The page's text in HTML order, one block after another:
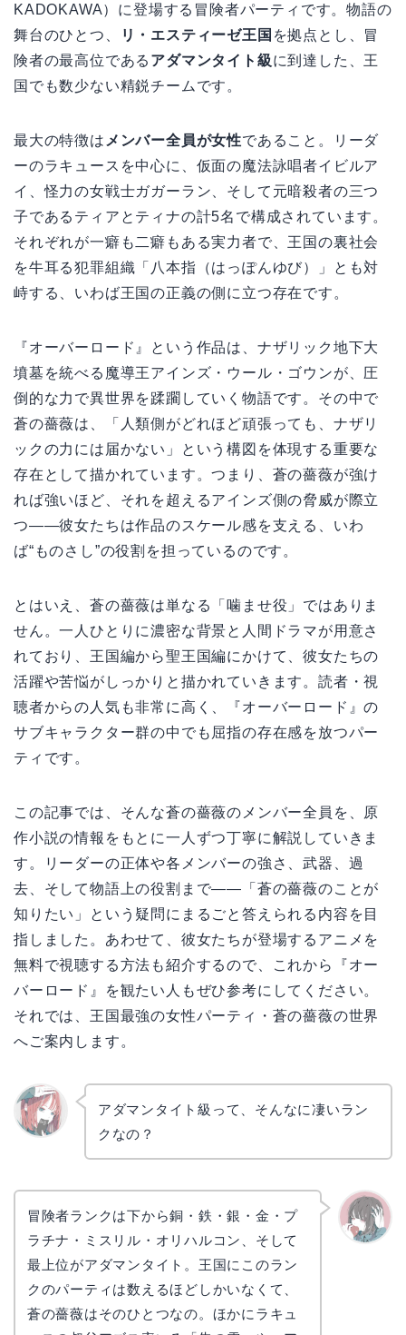
KADOKAWA）に登場する冒険者パーティです。物語の
舞台のひとつ、
リ・エスティーゼ王国 を拠点とし、冒
険者の最高位である アダマンタイト級に到達した、王
国でも数少ない精鋭チームです。
最大の特徴は メンバー全員が女性であること。リーダ
ーのラキュースを中心に、仮面の魔法詠唱者イビルア
イ、怪力の女戦士ガガーラン、そして元暗殺者の三つ
子であるティアとティナの計5名で構成されています。
それぞれが一癖も二癖もある実力者で、王国の裏社会
を牛耳る犯罪組織「八本指（はっぽんゆび）」とも対
峙する、いわば王国の正義の側に立つ存在です。
『オーバーロード』という作品は、ナザリック地下大
墳墓を統べる魔導王アインズ・ウール・ゴウンが、圧
倒的な力で異世界を蹂躙していく物語です。その中で
蒼の薔薇は、「人類側がどれほど頑張っても、ナザリ
ックの力には届かない」という構図を体現する重要な
存在として描かれています。つまり、蒼の薔薇が強け
れば強いほど、それを超えるアインズ側の脅威が際立
つ——彼女たちは作品のスケール感を支える、いわ
ば“ものさし”の役割を担っているのです。
とはいえ、蒼の薔薇は単なる「噛ませ役」ではありま
せん。一人ひとりに濃密な背景と人間ドラマが用意さ
れており、王国編から聖王国編にかけて、彼女たちの
活躍や苦悩がしっかりと描かれていきます。読者・視
聴者からの人気も非常に高く、『オーバーロード』の
サブキャラクター群の中でも屈指の存在感を放つパー
ティです。
この記事では、そんな蒼の薔薇のメンバー全員を、原
作小説の情報をもとに一人ずつ丁寧に解説していきま
す。リーダーの正体や各メンバーの強さ、武器、過
去、そして物語上の役割まで——「蒼の薔薇のことが
知りたい」という疑問にまるごと答えられる内容を目
指しました。あわせて、彼女たちが登場するアニメを
無料で視聴する方法も紹介するので、これから『オー
バーロード』を観たい人もぜひ参考にしてください。
それでは、王国最強の女性パーティ・蒼の薔薇の世界
へご案内します。
アダマンタイト級って、そんなに凄いラン
クなの？
冒険者ランクは下から銅・鉄・銀・金・プ
ラチナ・ミスリル・オリハルコン、そして
最上位がアダマンタイト。王国にこのラン
クのパーティは数えるほどしかいなくて、
蒼の薔薇はそのひとつなの。ほかにラキュ